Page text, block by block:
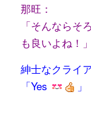
那旺：
「そんならそ
も良いよね！」
紳士なクライ
「Yes
」